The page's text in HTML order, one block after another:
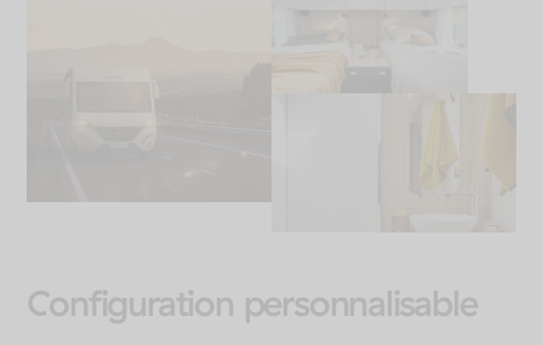
Configuration personnalisable